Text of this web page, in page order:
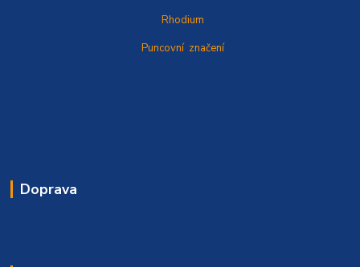
Rhodium
Puncovní značení
Doprava